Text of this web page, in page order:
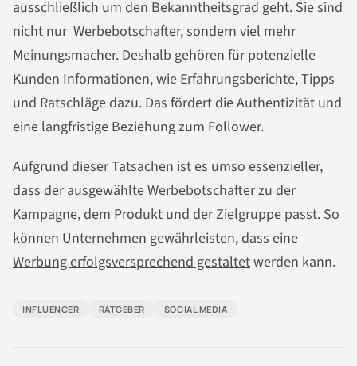
ausschließlich um den Bekanntheitsgrad geht. Sie sind
nicht nur Werbebotschafter, sondern viel mehr
Meinungsmacher. Deshalb gehören für potenzielle
Kunden Informationen, wie Erfahrungsberichte, Tipps
und Ratschläge dazu. Das fördert die Authentizität und
eine langfristige Beziehung zum Follower.
Aufgrund dieser Tatsachen ist es umso essenzieller,
dass der ausgewählte Werbebotschafter zu der
Kampagne, dem Produkt und der Zielgruppe passt. So
können Unternehmen gewährleisten, dass eine
Werbung erfolgsversprechend gestaltetwerden kann.
INFLUENCER RATGEBER SOCIAL MEDIA